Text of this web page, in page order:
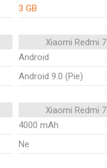
3 GB
Xiaomi Redmi 7
Android
Android 9.0 (Pie)
Xiaomi Redmi 7
4000 mAh
Ne